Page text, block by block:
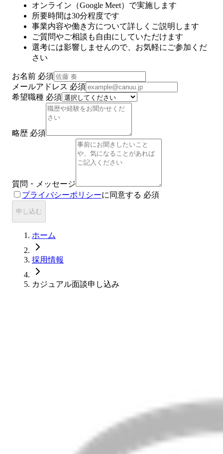
オンライン（Google Meet）で実施します
所要時間は30分程度です
事業内容や働き方について詳しくご説明します
ご質問やご相談も自由にしていただけます
選考には影響しませんので、お気軽にご参加くだ
さい
お名前 必須
メールアドレス 必須
希望職種 必須
略歴 必須
質問・メッセージ
プライバシーポリシーに同意する 必須
申し込む
ホーム
採用情報
カジュアル面談申し込み